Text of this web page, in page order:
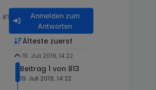
#1
Anmelden zum
Antworten
Älteste zuerst
19. Juli 2019, 14:22
Beitrag 1 von 813
19. Juli 2019, 14:22